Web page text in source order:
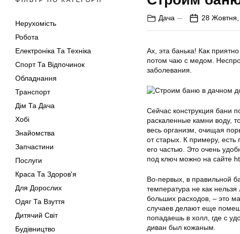
Нерухомість
Робота
Електроніка Та Техніка
Спорт Та Відпочинок
Обладнання
Транспорт
Дім Та Дача
Хобі
Знайомства
Запчастини
Послуги
Краса Та Здоров'я
Для Дорослих
Одяг Та Взуття
Дитячий Світ
Будівництво
Дача 28
Ах, эта банька! Как
потом чаю с медом.
заболевания.
Сейчас конструкция бани
раскаленные камни воду,
весь организм, очищая
от старых. К примеру,
его частью. Это очень
под ключ можно на сайте
Во-первых, в правильной
температура не как
больших расходов, – это
случаев делают еще
попадаешь в холл, где с
диван был кожаным.